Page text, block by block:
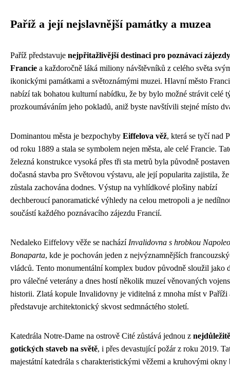
Paříž a její nejslavnější památky a muzea
Paříž představuje nejpřitažlivější destinaci pro poznávací
Francie a každoročně láká miliony návštěvníků z celého světa
ikonickými památkami a světoznámými muzei. Hlavní město
nabízí tak bohatou kulturní nabídku, že by bylo možné strávit celé
prozkoumáváním jeho pokladů, aniž byste navštívili stejné místo
Dominantou města je bezpochyby Eiffelova věž, která se tyčí nad
od roku 1889 a stala se symbolem nejen města, ale celé Francie.
železná konstrukce vysoká přes tři sta metrů byla původně
dočasná stavba pro Světovou výstavu, ale její popularita zajistila, že
zůstala zachována dodnes. Výstup na vyhlídkové plošiny nabízí
dechberoucí panoramatické výhledy na celou metropoli a je
součástí každého poznávacího zájezdu Francií.
Nedaleko Eiffelovy věže se nachází Invalidovna s hrobkou
Bonaparta, kde je pochován jeden z nejvýznamnějších
vládců. Tento monumentální komplex budov původně sloužil jako
pro válečné veterány a dnes hostí několik muzeí věnovaných
historii. Zlatá kopule Invalidovny je viditelná z mnoha míst v Paříži
představuje architektonický skvost sedmnáctého století.
Katedrála Notre-Dame na ostrově Cité zůstává jednou z
gotických staveb na světě, i přes devastující požár z roku 2019.
majestátní katedrála s charakteristickými věžemi a kruhovými okny